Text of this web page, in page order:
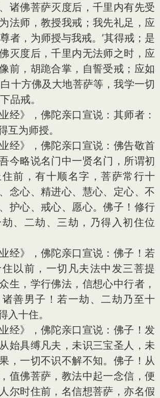
诸佛菩萨灭度后，千里内有先受
法师，教授我戒；我先礼足，应
者，为师授与我戒。’其得戒；是
灭度后，千里内无法师之时，应
前，胡跪合掌，自誓受戒；应如
十方佛及大地菩萨等，我学一切
品戒。
经》，佛陀亲口宣说：其师者：
互为师授。
经》，佛陀亲口宣说：佛告敬首
今略说名门中一贤名门，所谓初
前，有十顺名字，菩萨常行十
念心、精进心、慧心、定心、不
护心、戒心、愿心。佛子！修行
、二劫、三劫，乃得入初住位
经》，佛陀亲口宣说：佛子！若
以前，一切凡夫法中发三菩提
生，学行佛法，信想心中行者，
善男子！若一劫、二劫乃至十
入十住。
经》，佛陀亲口宣说：佛子！发
始具缚凡夫，未识三宝圣人，未
，一切不识不解不知。佛子！从
值佛菩萨，教法中起一念信，便
尔时住前，名信想菩萨，亦名假